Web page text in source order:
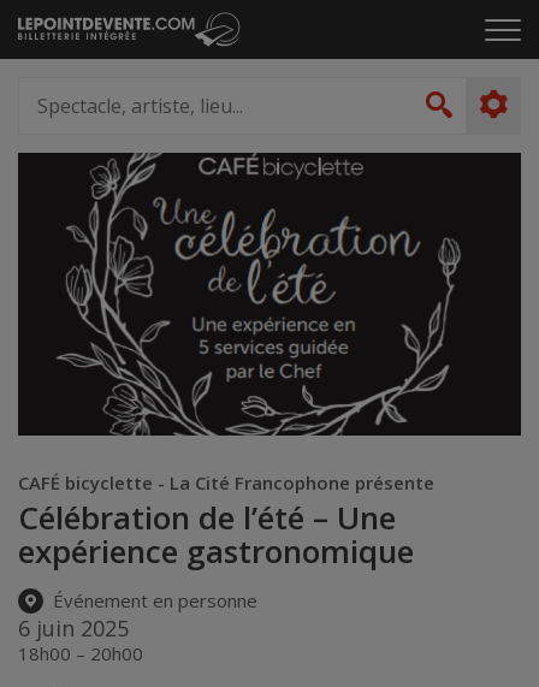
Passer
au
le
artiste,
lieu...
CAFÉ bicyclette - La Cité Francophone présente
Célébration de l’été – Une
expérience gastronomique
Événement en personne
6 juin 2025
18h00 – 20h00